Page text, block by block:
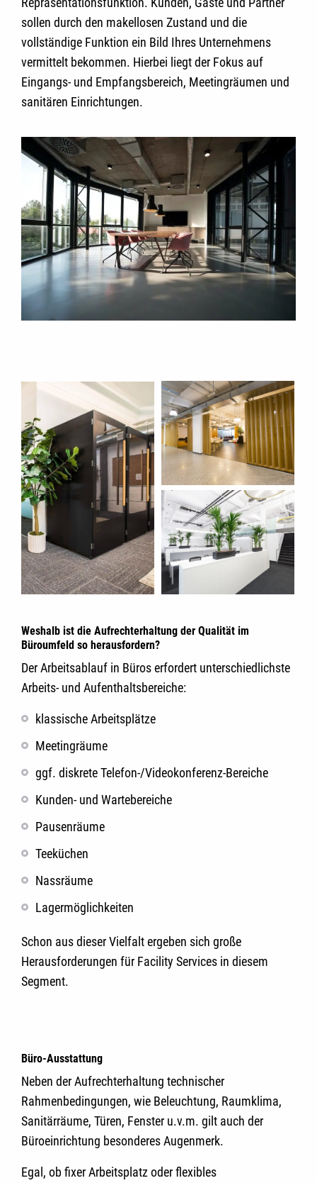
sollen durch den makellosen Zustand und die
vollständige Funktion ein Bild Ihres Unternehmens
vermittelt bekommen. Hierbei liegt der Fokus auf
Eingangs- und Empfangsbereich, Meetingräumen und
sanitären Einrichtungen.
Weshalb ist die Aufrechterhaltung der Qualität im
Büroumfeld so herausfordern?
Der Arbeitsablauf in Büros erfordert unterschiedlichste
Arbeits- und Aufenthaltsbereiche:
klassische Arbeitsplätze
Meetingräume
ggf. diskrete Telefon-/Videokonferenz-Bereiche
Kunden- und Wartebereiche
Pausenräume
Teeküchen
Nassräume
Lagermöglichkeiten
Schon aus dieser Vielfalt ergeben sich große
Herausforderungen für Facility Services in diesem
Segment.
Büro-Ausstattung
Neben der Aufrechterhaltung technischer
Rahmenbedingungen, wie Beleuchtung, Raumklima,
Sanitärräume, Türen, Fenster u.v.m. gilt auch der
Büroeinrichtung besonderes Augenmerk.
Egal, ob fixer Arbeitsplatz oder flexibles